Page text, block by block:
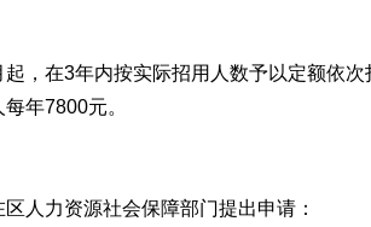
在3年内按实际招用人数予以定额依次
年7800元。
力资源社会保障部门提出申请：